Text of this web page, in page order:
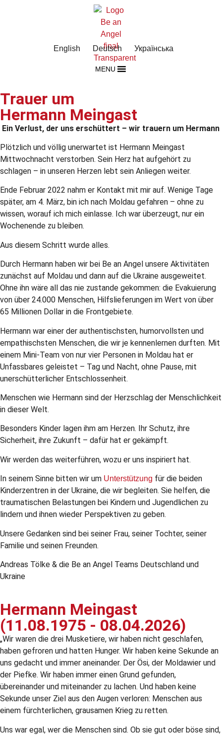
English Deutsch Українська
MENU
Trauer um
Hermann Meingast
Ein Verlust, der uns erschüttert – wir trauern um Hermann
Plötzlich und völlig unerwartet ist Hermann Meingast
Mittwochnacht verstorben. Sein Herz hat aufgehört zu
schlagen – in unseren Herzen lebt sein Anliegen weiter.
Ende Februar 2022 nahm er Kontakt mit mir auf. Wenige Tage
später, am 4. März, bin ich nach Moldau gefahren – ohne zu
wissen, worauf ich mich einlasse. Ich war überzeugt, nur ein
Wochenende zu bleiben.
Aus diesem Schritt wurde alles.
Durch Hermann haben wir bei Be an Angel unsere Aktivitäten
zunächst auf Moldau und dann auf die Ukraine ausgeweitet.
Ohne ihn wäre all das nie zustande gekommen: die Evakuierung
von über 24.000 Menschen, Hilfslieferungen im Wert von über
65 Millionen Dollar in die Frontgebiete.
Hermann war einer der authentischsten, humorvollsten und
empathischsten Menschen, die wir je kennenlernen durften. Mit
einem Mini-Team von nur vier Personen in Moldau hat er
Unfassbares geleistet – Tag und Nacht, ohne Pause, mit
unerschütterlicher Entschlossenheit.
Menschen wie Hermann sind der Herzschlag der Menschlichkeit
in dieser Welt.
Besonders Kinder lagen ihm am Herzen. Ihr Schutz, ihre
Sicherheit, ihre Zukunft – dafür hat er gekämpft.
Wir werden das weiterführen, wozu er uns inspiriert hat.
In seinem Sinne bitten wir um Unterstützung für die beiden
Kinderzentren in der Ukraine, die wir begleiten. Sie helfen, die
traumatischen Belastungen bei Kindern und Jugendlichen zu
lindern und ihnen wieder Perspektiven zu geben.
Unsere Gedanken sind bei seiner Frau, seiner Tochter, seiner
Familie und seinen Freunden.
Andreas Tölke & die Be an Angel Teams Deutschland und
Ukraine
Hermann Meingast
(11.08.1975 - 08.04.2026)
„Wir waren die drei Musketiere, wir haben nicht geschlafen,
haben gefroren und hatten Hunger. Wir haben keine Sekunde an
uns gedacht und immer aneinander. Der Ösi, der Moldawier und
der Piefke. Wir haben immer einen Grund gefunden,
übereinander und miteinander zu lachen. Und haben keine
Sekunde unser Ziel aus den Augen verloren: Menschen aus
einem fürchterlichen, grausamen Krieg zu retten.
Uns war egal, wer die Menschen sind. Ob sie gut oder böse sind,